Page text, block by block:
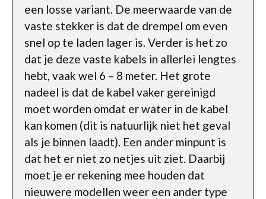
een losse variant. De meerwaarde van de
vaste stekker is dat de drempel om even
snel op te laden lager is. Verder is het zo
dat je deze vaste kabels in allerlei lengtes
hebt, vaak wel 6 – 8 meter. Het grote
nadeel is dat de kabel vaker gereinigd
moet worden omdat er water in de kabel
kan komen (dit is natuurlijk niet het geval
als je binnen laadt). Een ander minpunt is
dat het er niet zo netjes uit ziet. Daarbij
moet je er rekening mee houden dat
nieuwere modellen weer een ander type